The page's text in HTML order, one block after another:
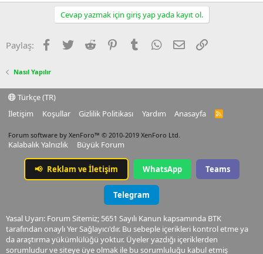
Cevap yazmak için giriş yap yada kayıt ol.
Paylaş: Facebook
TwitterReddit PinterestTumblrWhatsApp
E-postaLink
Nasıl Yapılır
Türkçe (TR)
İletişim
Koşullar Gizlilik Politikası Yardım Anasayfa
R
Forum software by XenForo™ © 2010-2019 XenForo Ltd.
Kalabalık Yalnızlık Büyük Forum
📢 Reklam ve İletişim WhatsApp Teams
Telegram
Yasal Uyarı: Forum Sitemiz; 5651 Sayılı Kanun kapsamında BTK
tarafından onaylı Yer Sağlayıcı'dır. Bu sebeple içerikleri kontrol etme ya
da araştırma yükümlülüğü yoktur. Üyeler yazdığı içeriklerden
sorumludur ve siteye üye olmak ile bu sorumluluğu kabul etmiş